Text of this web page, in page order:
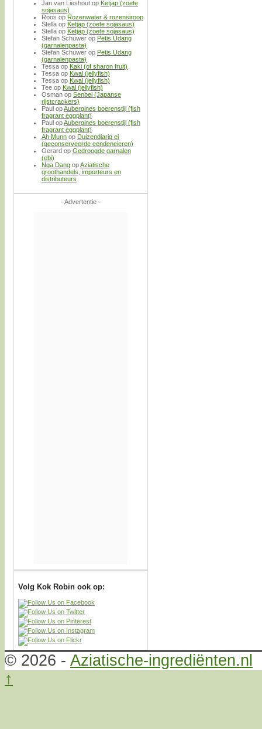
Jan van Lieshout op Ketjap (zoete
sojasaus)
Roos op Rozenwater & rozensiroop
Stella op Ketjap (zoete sojasaus)
Stella op Ketjap (zoete sojasaus)
Stefan Schuwer op Petis Udang
(garnalenpasta)
Stefan Schuwer op Petis Udang
(garnalenpasta)
Tessa op Kaki (of sharon fruit)
Tessa op Kwal (jellyfish)
Tessa op Kwal (jellyfish)
Tee op Kwal (jellyfish)
Osman op Senbei (Japanse
rijstcrackers)
Paul opAubergines boerenstijl (fish
fragrant eggplant)
Paul opAubergines boerenstijl (fish
fragrant eggplant)
Ah Munn op Duizendjarig ei
(geconserveerde eendeneieren)
Gerard op Gedroogde garnalen
(ebi)
Nga Dang opAziatische
groothandels, importeurs en
distributeurs
- Advertentie -
Volg Kok Robin ook op:
© 2026 - Aziatische-ingrediënten.nl
↑